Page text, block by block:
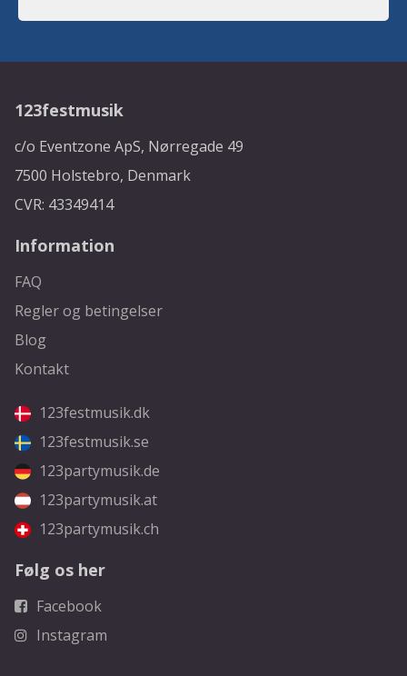
123festmusik
c/o Eventzone ApS, Nørregade 49
7500 Holstebro, Denmark
CVR: 43349414
Information
FAQ
Regler og betingelser
Blog
Kontakt
123festmusik.dk
123festmusik.se
123partymusik.de
123partymusik.at
123partymusik.ch
Følg os her
Facebook
Instagram